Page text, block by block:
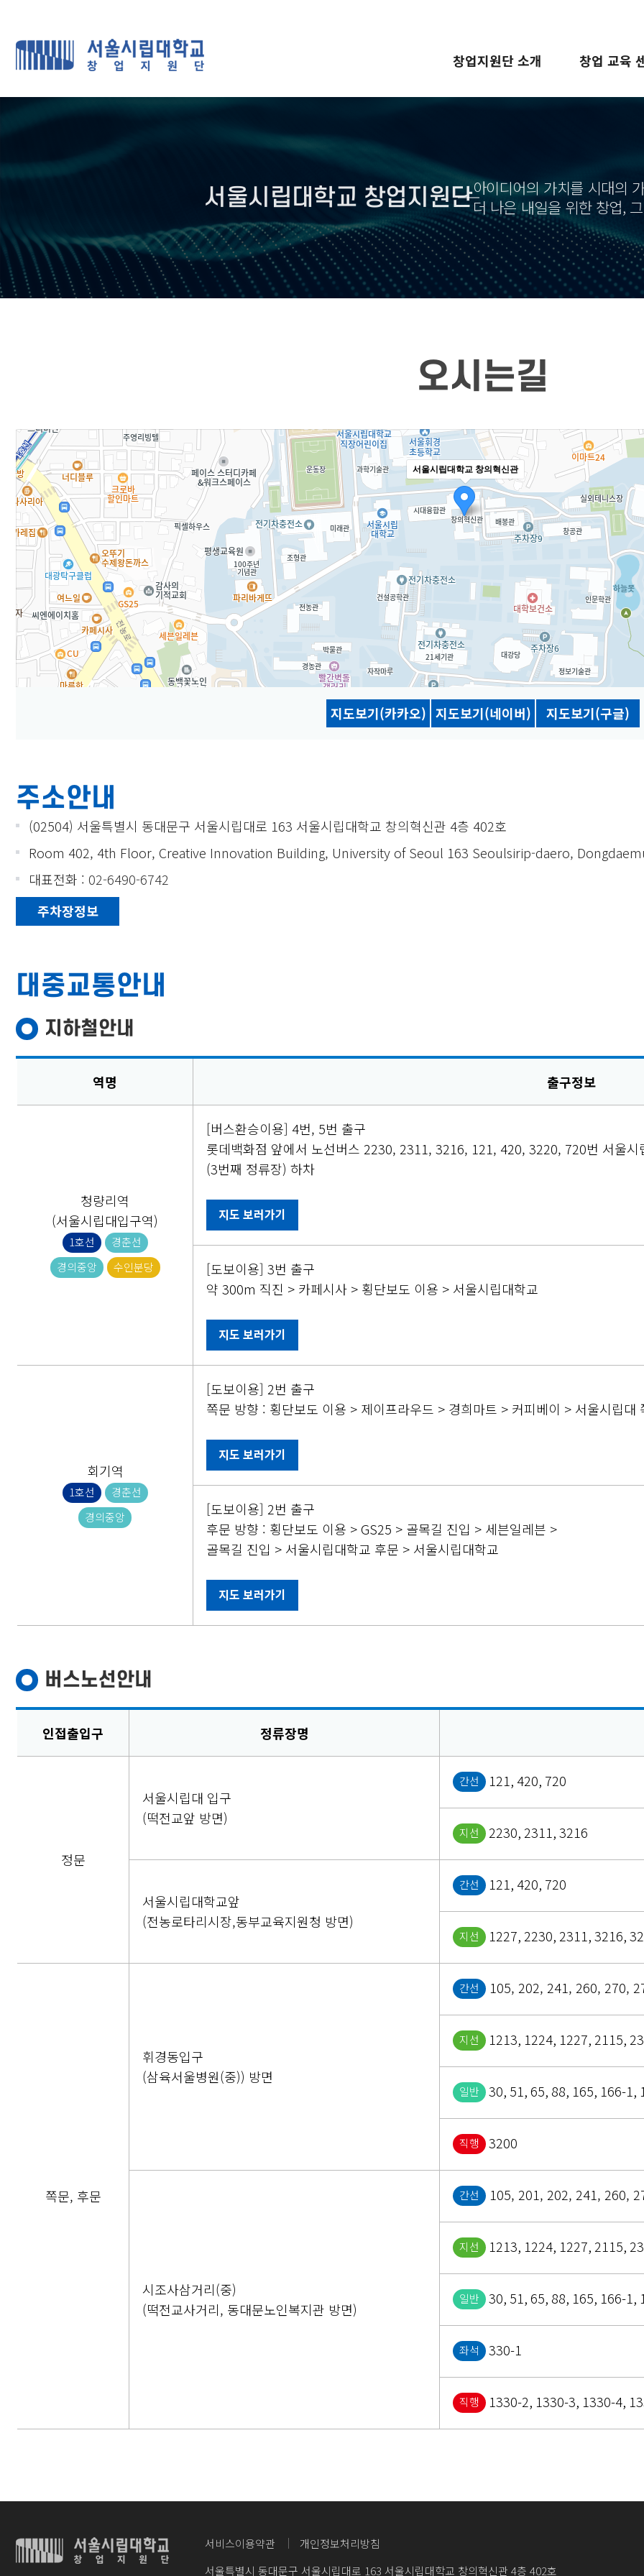
창업지원단 소개 창업 교육
서울시립대학교 창업지원단아이디어의 가치를 시대의
더 나은 내일을 위한 창업,
오시는길
서울시립대학교 창의혁신관
지도보기(카카오) 지도보기(네이버) 지도보기(구글)
주소안내
(02504) 서울특별시 동대문구 서울시립대로 163 서울시립대학교 창의혁신관 4층 402호
Room 402, 4th Floor, Creative Innovation Building, University of Seoul 163 Seoulsirip-daero,
대표전화 : 02-6490-6742
주차장정보
대중교통안내
지하철안내
역명 출구정보
청량리역
(서울시립대입구역)
1호선
경춘선
경의중앙
수인분당
[버스환승이용] 4번, 5번 출구
롯데백화점 앞에서 노선버스 2230, 2311, 3216, 121, 420, 3220, 720번 서울시
(3번째 정류장) 하차
지도 보러가기
[도보이용] 3번 출구
약 300m 직진 > 카페시사 > 횡단보도 이용 > 서울시립대학교
지도 보러가기
회기역
1호선
경춘선
경의중앙
[도보이용] 2번 출구
쪽문 방향 : 횡단보도 이용 > 제이프라우드 > 경희마트 > 커피베이 > 서울시립대
지도 보러가기
[도보이용] 2번 출구
후문 방향 : 횡단보도 이용 > GS25 > 골목길 진입 > 세븐일레븐 >
골목길 진입 > 서울시립대학교 후문 > 서울시립대학교
지도 보러가기
버스노선안내
인접출입구 정류장명
정문
서울시립대 입구
(떡전교앞 방면)
간선 121, 420, 720
지선 2230, 2311, 3216
서울시립대학교앞
(전농로타리시장,동부교육지원청 방면)
간선 121, 420, 720
지선 1227, 2230, 2311, 3216,
쪽문, 후문
휘경동입구
(삼육서울병원(중)) 방면
간선 105, 202, 241, 260, 270,
지선 1213, 1224, 1227, 2115,
일반 30, 51, 65, 88, 165, 166-1,
직행 3200
시조사삼거리(중)
(떡전교사거리, 동대문노인복지관 방면)
간선 105, 201, 202, 241, 260,
지선 1213, 1224, 1227, 2115,
일반 30, 51, 65, 88, 165, 166-1,
좌석 330-1
직행 1330-2, 1330-3, 1330-4,
서비스이용약관
개인정보처리방침
서울특별시 동대문구 서울시립대로 163 서울시립대학교 창의혁신관 4층 402호